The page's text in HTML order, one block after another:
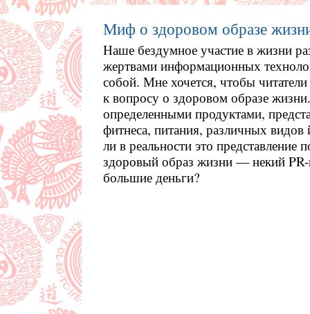
Миф о здоровом образе
Наше бездумное участие в жизни
жертвами информационных
собой. Мне хочется, чтобы
к вопросу о здоровом образе
определенными продуктами,
фитнеса, питания, различных видов
ли в реальности это
здоровый образ жизни — некий
большие деньги?